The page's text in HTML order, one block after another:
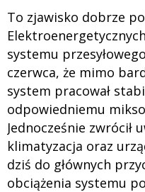
To zjawisko dobrze
systemu
czerwca, że mimo
system pracował
odpowiedniemu
Jednocześnie zwrócił
klimatyzacja oraz
dziś do głównych
obciążenia systemu